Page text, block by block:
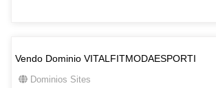
Vendo Dominio VITALFITMODAESPORTI
Dominios Sites